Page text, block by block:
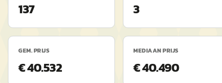
137 3
GEM. PRIJS
€ 40.532
MEDIAAN PRIJS
€ 40.490